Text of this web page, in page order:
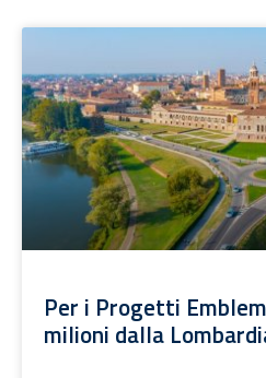
Per i Progetti
milioni dalla